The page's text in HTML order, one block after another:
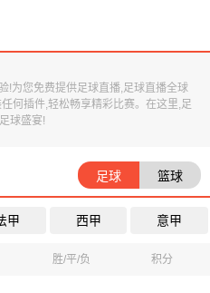
!为您免费提供足球直播,足球直播全球
何插件,轻松畅享精彩比赛。在这里,足
球盛宴!
足球 篮球
甲 西甲 意甲
胜/平/负 积分